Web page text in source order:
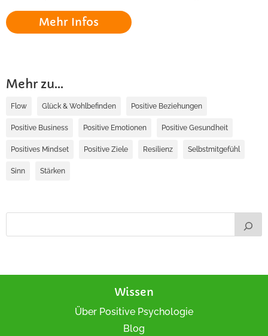
Mehr Infos
Mehr zu...
Flow Glück & Wohlbefinden Positive Beziehungen
Positive Business Positive Emotionen Positive Gesundheit
Positives Mindset Positive Ziele Resilienz Selbstmitgefühl
Sinn Stärken
Wissen
Über Positive Psychologie
Blog